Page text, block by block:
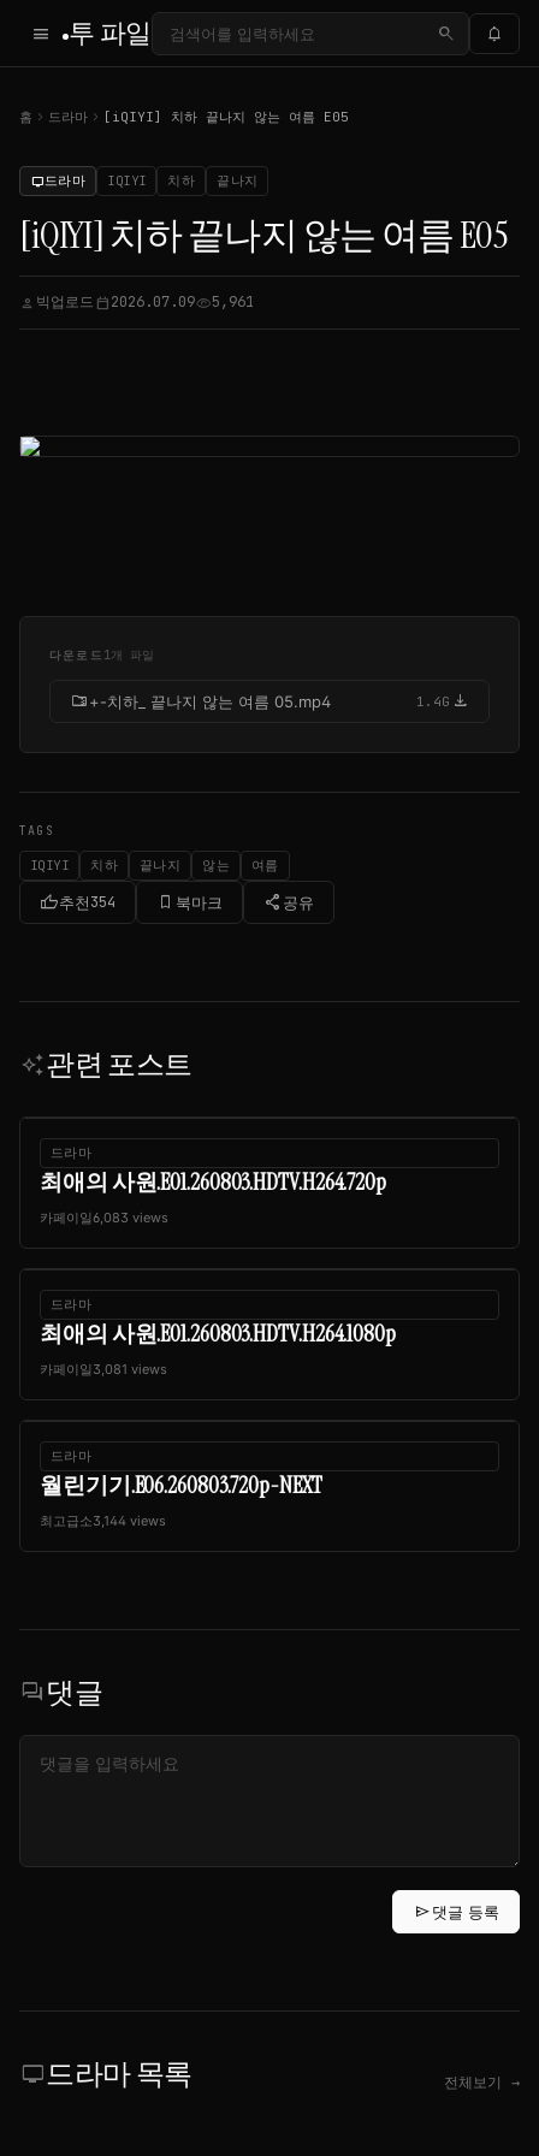
menu 투 파일 search notifications
홈 chevron_right 드라마 chevron_right [iQIYI] 치하 끝나지 않는 여름 E05
tv드라마 IQIYI 치하 끝나지
[iQIYI] 치하 끝나지 않는 여름 E05
person 빅업로드 calendar_today2026.07.09visibility5,961
다운로드 1개 파일
folder_zip+-치하_ 끝나지 않는 여름 05.mp4 1.4G download
TAGS
IQIYI 치하 끝나지 않는 여름
thumb_up추천354 bookmark_border 북마크 share 공유
auto_awesome관련 포스트
드라마
최애의 사원.E01.260803.HDTV.H264.720p
카페이일6,083 views
드라마
최애의 사원.E01.260803.HDTV.H264.1080p
카페이일 3,081 views
드라마
월린기기.E06.260803.720p-NEXT
최고급소3,144 views
forum댓글
send댓글 등록
tv드라마 목록 전체보기 →